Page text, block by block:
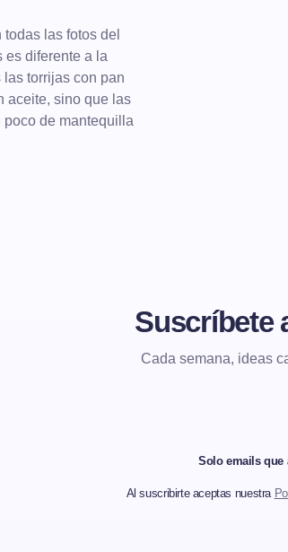
las fotos del
es diferente a la
torrijas con pan
aceite, sino que las
de mantequilla
Suscríbete
Cada semana, ideas
Solo emails que
Al suscribirte aceptas nuestra